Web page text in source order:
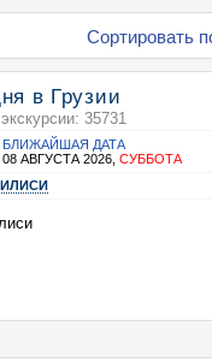
Сортировать
в Грузии
35731
БЛИЖАЙШАЯ ДАТА
08 АВГУСТА 2026,СУББОТА